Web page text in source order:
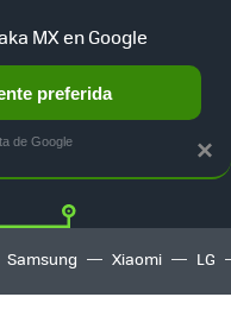
Twitter
Samsung Xiaomi LG
×
MX en Google
preferida
de Google